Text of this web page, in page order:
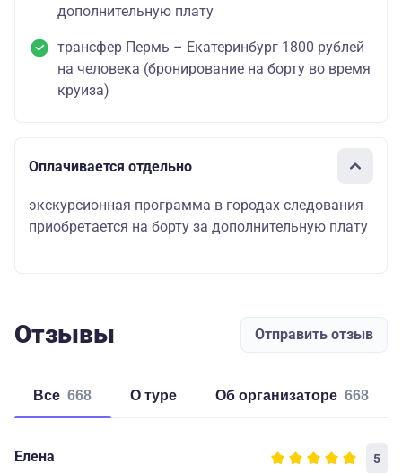
дополнительную плату
трансфер Пермь – Екатеринбург 1800 рублей
на человека (бронирование на борту во время
круиза)
Оплачивается отдельно
экскурсионная программа в городах следования
приобретается на борту за дополнительную плату
Отзывы Отправить отзыв
Все 668 о туре об организаторе 668
Елена 5